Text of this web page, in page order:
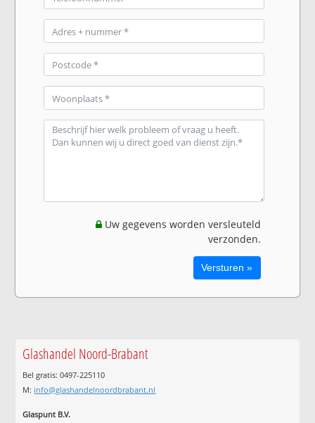
Uw gegevens worden versleuteld
verzonden.
Glashandel Noord-Brabant
Bel gratis: 0497-225110
M: info@glashandelnoordbrabant.nl
Glaspunt B.V.